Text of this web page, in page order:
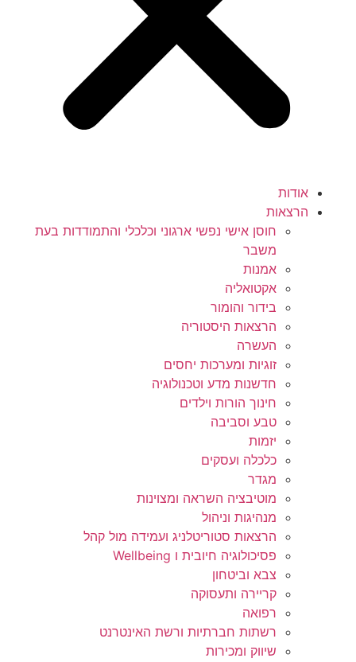
אודות
הרצאות
חוסן אישי נפשי ארגוני וכלכלי והתמודדות בעת
משבר
אמנות
אקטואליה
בידור והומור
הרצאות היסטוריה
העשרה
זוגיות ומערכות יחסים
חדשנות מדע וטכנולוגיה
חינוך הורות וילדים
טבע וסביבה
יזמות
כלכלה ועסקים
מגדר
מוטיבציה השראה ומצוינות
מנהיגות וניהול
הרצאות סטוריטלניג ועמידה מול קהל
פסיכולוגיה חיובית ו Wellbeing
צבא וביטחון
קריירה ותעסוקה
רפואה
רשתות חברתיות ורשת האינטרנט
שיווק ומכירות